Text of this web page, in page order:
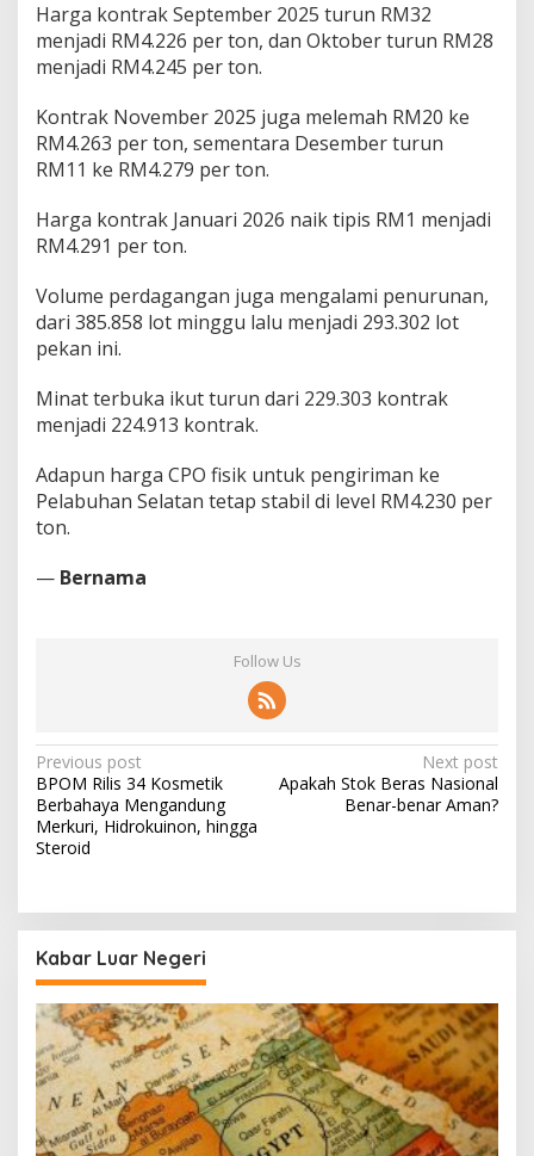
Harga kontrak September 2025 turun RM32
menjadi RM4.226 per ton, dan Oktober turun RM28
menjadi RM4.245 per ton.
Kontrak November 2025 juga melemah RM20 ke
RM4.263 per ton, sementara Desember turun
RM11 ke RM4.279 per ton.
Harga kontrak Januari 2026 naik tipis RM1 menjadi
RM4.291 per ton.
Volume perdagangan juga mengalami penurunan,
dari 385.858 lot minggu lalu menjadi 293.302 lot
pekan ini.
Minat terbuka ikut turun dari 229.303 kontrak
menjadi 224.913 kontrak.
Adapun harga CPO fisik untuk pengiriman ke
Pelabuhan Selatan tetap stabil di level RM4.230 per
ton.
— Bernama
Follow Us
Post
navigation
Previous post
BPOM Rilis 34 Kosmetik
Berbahaya Mengandung
Merkuri, Hidrokuinon, hingga
Steroid
Next post
Apakah Stok Beras Nasional
Benar-benar Aman?
Kabar Luar Negeri